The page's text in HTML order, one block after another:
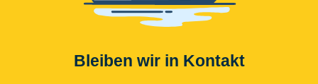
Bleiben wir in Kontakt